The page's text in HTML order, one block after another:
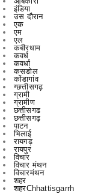
इंडिया
उस दौरान
एक
एम
एल
कबीरधाम
कवर्ध
कवर्धा
कसडोल
कोंडागांव
ग्छत्तीसगढ़
ग्रामी
ग्रामीण
छत्तीसगढ
छत्तीसगढ़
पाटन
भिलाई
रायगढ़
रायपुर
विचार
विचार मंथन
विचारमंथन
शहर
शहरChhattisgarrh